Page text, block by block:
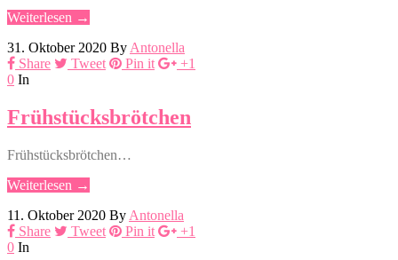
Weiterlesen →
31. Oktober 2020 By Antonella
Share
Tweet Pin it
+1
0 In
Frühstücksbrötchen
Frühstücksbrötchen…
Weiterlesen →
11. Oktober 2020 By Antonella
Share
Tweet Pin it
+1
0 In